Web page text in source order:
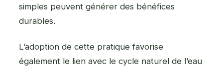
simples peuvent générer des bénéfices
durables.
L’adoption de cette pratique favorise
également le lien avec le cycle naturel de l’eau